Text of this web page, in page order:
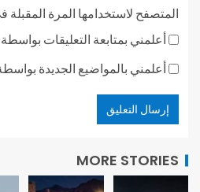
المتصفح لاستخدامها المرة المقبلة
أعلمني بمتابعة التعليقات بواسطة
أعلمني بالمواضيع الجديدة بواسطة
MORE STORIES